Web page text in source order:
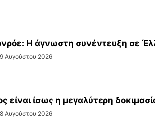
Η άγνωστη συνέντευξη σε
9 Αυγούστου 2026
είναι ίσως η μεγαλύτερη
8 Αυγούστου 2026